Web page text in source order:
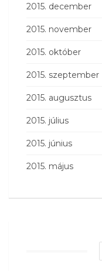
2015. december
2015. november
2015. október
2015. szeptember
2015. augusztus
2015. július
2015. június
2015. május